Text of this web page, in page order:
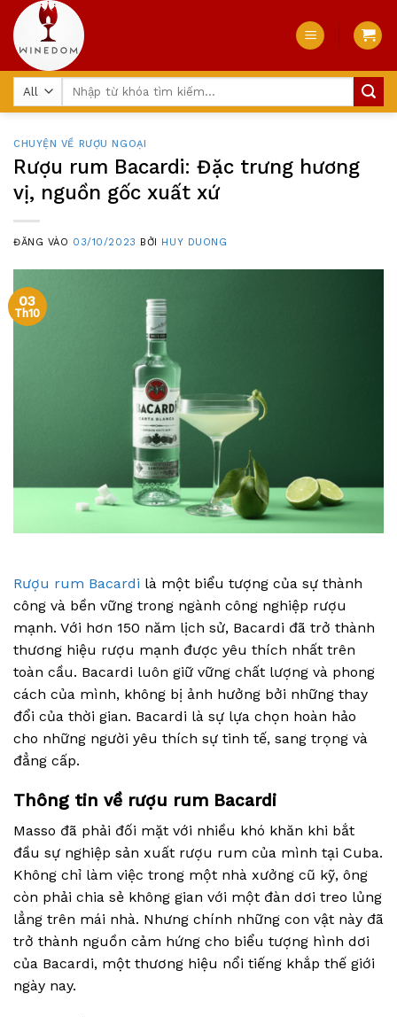
Skip
content
CHUYỆN VỀ RƯỢU NGOẠI
Rượu rum Bacardi: Đặc trưng hương
vị, nguồn gốc xuất xứ
ĐĂNG VÀO 03/10/2023 BỞI HUY DUONG
03
Th10
Rượu rum Bacardi là một biểu tượng của sự thành
công và bền vững trong ngành công nghiệp rượu
mạnh. Với hơn 150 năm lịch sử, Bacardi đã trở thành
thương hiệu rượu mạnh được yêu thích nhất trên
toàn cầu. Bacardi luôn giữ vững chất lượng và phong
cách của mình, không bị ảnh hưởng bởi những thay
đổi của thời gian. Bacardi là sự lựa chọn hoàn hảo
cho những người yêu thích sự tinh tế, sang trọng và
đẳng cấp.
Thông tin về rượu rum Bacardi
Masso đã phải đối mặt với nhiều khó khăn khi bắt
đầu sự nghiệp sản xuất rượu rum của mình tại Cuba.
Không chỉ làm việc trong một nhà xưởng cũ kỹ, ông
còn phải chia sẻ không gian với một đàn dơi treo lủng
lẳng trên mái nhà. Nhưng chính những con vật này đã
trở thành nguồn cảm hứng cho biểu tượng hình dơi
của Bacardi, một thương hiệu nổi tiếng khắp thế giới
ngày nay.